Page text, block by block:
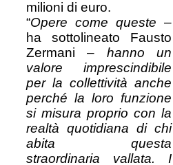
milioni di euro.
“Opere come queste –
ha sottolineato Fausto
Zermani – hanno un
valore imprescindibile
per la collettività anche
perché la loro funzione
si misura proprio con la
realtà quotidiana di chi
abita questa
straordinaria vallata. I